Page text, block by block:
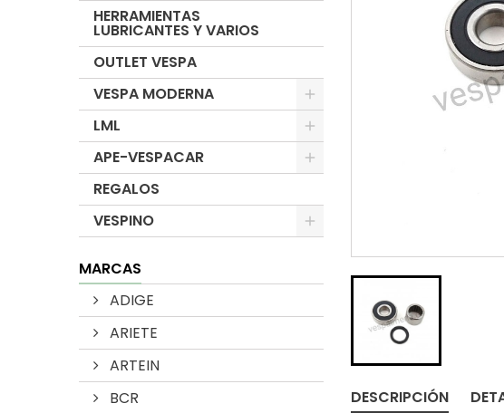
HERRAMIENTAS
LUBRICANTES Y VARIOS
OUTLET VESPA
VESPA MODERNA
LML
APE-VESPACAR
REGALOS
VESPINO
MARCAS
ADIGE
ARIETE
ARTEIN
BCR
DESCRIPCIÓN